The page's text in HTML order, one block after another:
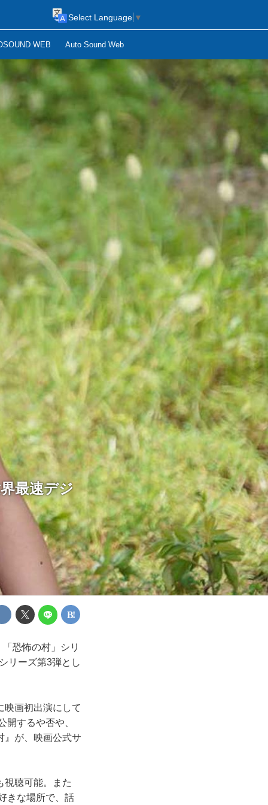
WEB Auto Sound Web
Select Language ▼
最速デジ
恐怖の村」シリ
リーズ第3弾とし
画初出演にして
するや否や、
』が、映画公式サ
聴可能。また
きな場所で、話